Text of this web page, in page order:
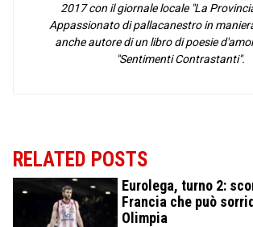
2017 con il giornale locale "La
Appassionato di pallacanestro in
anche autore di un libro di poesie
"Sentimenti Contrastanti".
RELATED POSTS
Eurolega, turno 2:
Francia che può
Olimpia